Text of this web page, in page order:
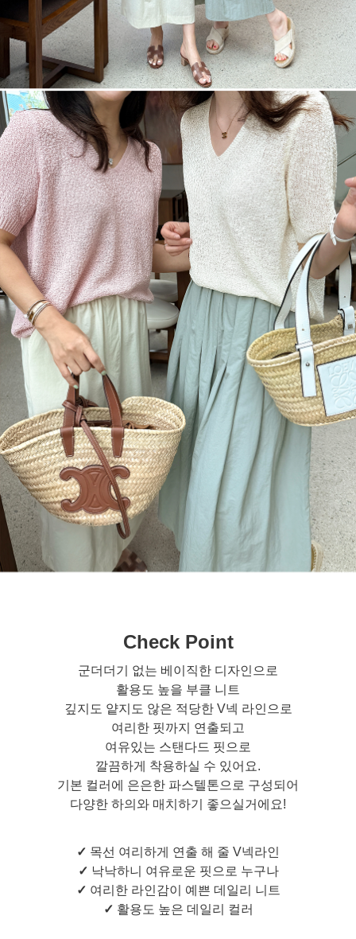
Check Point
군더더기 없는 베이직한 디자인으로
활용도 높을 부클 니트
깊지도 얕지도 않은 적당한 V넥 라인으로
여리한 핏까지 연출되고
여유있는 스탠다드 핏으로
깔끔하게 착용하실 수 있어요.
기본 컬러에 은은한 파스텔톤으로 구성되어
다양한 하의와 매치하기 좋으실거에요!
✓ 목선 여리하게 연출 해 줄 V넥라인
✓ 낙낙하니 여유로운 핏으로 누구나
✓ 여리한 라인감이 예쁜 데일리 니트
✓ 활용도 높은 데일리 컬러